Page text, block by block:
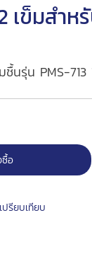
เข็มสำห
ชื้นรุ่น PMS-
ซื้อ
เปรียบเทียบ